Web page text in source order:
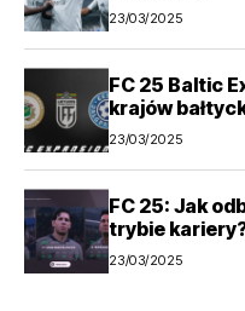
23/03/2025
FC 25 Baltic
krajów
23/03/2025
FC 25: Jak
trybie
23/03/2025